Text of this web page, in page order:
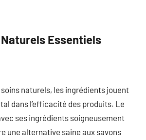
Essentiels
soins naturels, les ingrédients jouent
dans l’efficacité des produits. Le
ses ingrédients soigneusement
une alternative saine aux savons